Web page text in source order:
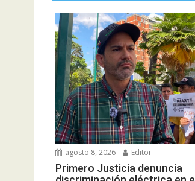
agosto 8, 2026 Editor
Primero Justicia denuncia